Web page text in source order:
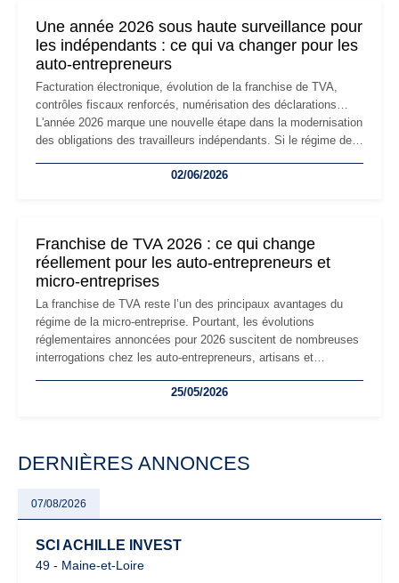
Une année 2026 sous haute surveillance pour
les indépendants : ce qui va changer pour les
auto-entrepreneurs
Facturation électronique, évolution de la franchise de TVA,
contrôles fiscaux renforcés, numérisation des déclarations…
L'année 2026 marque une nouvelle étape dans la modernisation
des obligations des travailleurs indépendants. Si le régime de
les auto-entrepreneurs devront s'adapter à un environnement
02/06/2026
Franchise de TVA 2026 : ce qui change
réellement pour les auto-entrepreneurs et
micro-entreprises
La franchise de TVA reste l’un des principaux avantages du
régime de la micro-entreprise. Pourtant, les évolutions
réglementaires annoncées pour 2026 suscitent de nombreuses
interrogations chez les auto-entrepreneurs, artisans et
facturation ou risque de bascule vers la TVA : les règles
25/05/2026
DERNIÈRES ANNONCES
07/08/2026
SCI ACHILLE INVEST
49 - Maine-et-Loire